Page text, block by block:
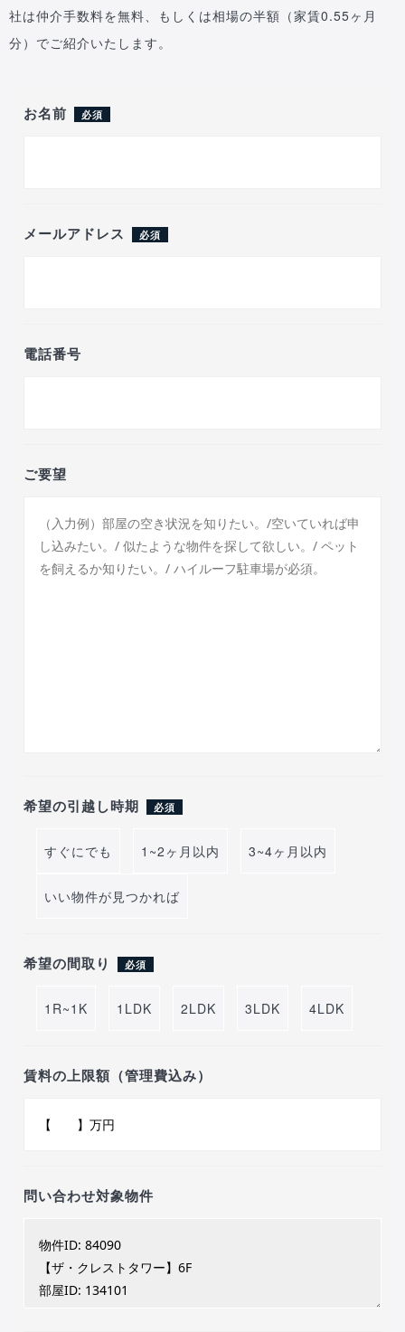
社は仲介手数料を無料、もしくは相場の半額（家賃0.55ヶ月
分）でご紹介いたします。
お名前 必須
メールアドレス 必須
電話番号
ご要望
希望の引越し時期 必須
すぐにでも 1~2ヶ月以内 3~4ヶ月以内
いい物件が見つかれば
希望の間取り 必須
1R~1K 1LDK 2LDK 3LDK 4LDK
賃料の上限額（管理費込み）
問い合わせ対象物件